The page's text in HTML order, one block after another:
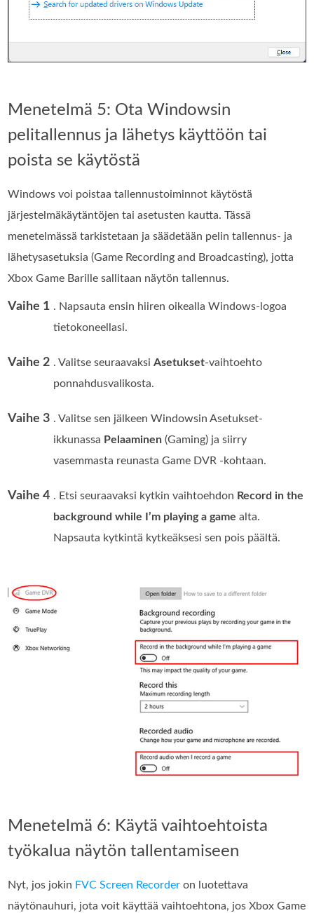
Menetelmä 5: Ota Windowsin
pelitallennus ja lähetys käyttöön tai
poista se käytöstä
Windows voi poistaa tallennustoiminnot käytöstä
järjestelmäkäytäntöjen tai asetusten kautta. Tässä
menetelmässä tarkistetaan ja säädetään pelin tallennus- ja
lähetysasetuksia (Game Recording and Broadcasting), jotta
Xbox Game Barille sallitaan näytön tallennus.
Vaihe 1 . Napsauta ensin hiiren oikealla Windows-logoa
tietokoneellasi.
Vaihe 2 . Valitse seuraavaksiAsetukset-vaihtoehto
ponnahdusvalikosta.
Vaihe 3 . Valitse sen jälkeen Windowsin Asetukset-
ikkunassa Pelaaminen (Gaming) ja siirry
vasemmasta reunasta Game DVR -kohtaan.
Vaihe 4 . Etsi seuraavaksi kytkin vaihtoehdon Record in the
background while I’m playing a game alta.
Napsauta kytkintä kytkeäksesi sen pois päältä.
Menetelmä 6: Käytä vaihtoehtoista
työkalua näytön tallentamiseen
Nyt, jos jokin FVC Screen Recorder on luotettava
näytönauhuri, jota voit käyttää vaihtoehtona, jos Xbox Game